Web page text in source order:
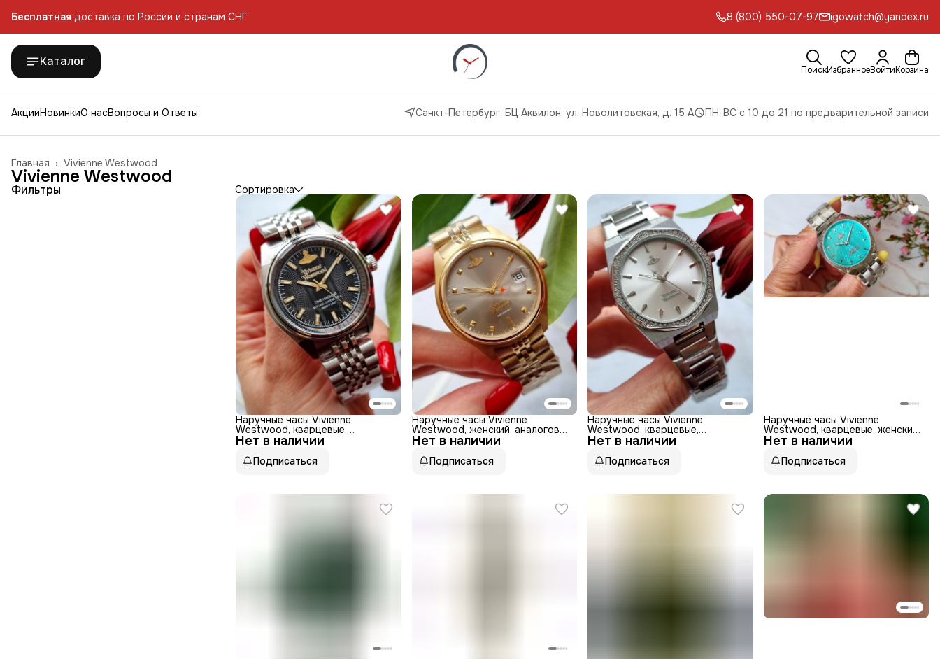
Бесплатная доставка по России и странам СНГ
Бесплатная доставка по России и странам СНГ
8 (800) 550-07-97 igowatch@yandex.ru
Каталог
ПоискИзбранноеВойтиКорзина
АкцииНовинкиО насВопросы и Ответы Санкт-Петербург, БЦ Аквилон, ул. Новолитовская, д. 15 А ПН-ВС с 10 до 21 по предварительной записи
Vivienne Westwood
Главная ›
Vivienne Westwood
Фильтры Сортировка
Нет в наличии
Наручные часы Vivienne
Westwood, кварцевые,
бесшумный механизм, женский,
Подписаться
Нет в наличии
Наручные часы Vivienne
Westwood, женский, аналоговый
циферблат, нержавеющая сталь
Подписаться
Нет в наличии
Наручные часы Vivienne
Westwood, кварцевые,
нержавеющая сталь, женские,
Подписаться
Нет в наличии
Наручные часы Vivienne
Westwood, кварцевые, женские,
нержавеющая сталь
Подписаться